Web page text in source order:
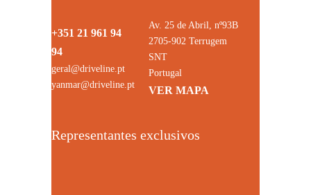
+351 21 961 94
94
geral@driveline.pt
yanmar@driveline.pt
Av. 25 de Abril, nº93B
2705-902 Terrugem
SNT
Portugal
VER MAPA
Representantes exclusivos